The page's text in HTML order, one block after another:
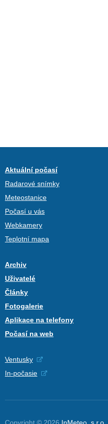
Aktuální počasí
Radarové snímky
Meteostanice
Počasí u vás
Webkamery
Teplotní mapa
Archiv
Uživatelé
Články
Fotogalerie
Aplikace na telefony
Počasí na web
Ventusky
In-počasie
Copyright © 2026 InMeteo, s.r.o.